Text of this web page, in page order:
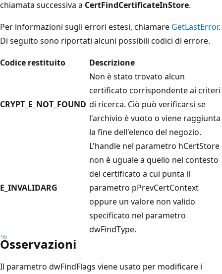
chiamata successiva a CertFindCertificateInStore.
Per informazioni sugli errori estesi, chiamare GetLastError.
Di seguito sono riportati alcuni possibili codici di errore.
Codice restituito
Descrizione
CRYPT_E_NOT_FOUND
Non è stato trovato alcun
certificato corrispondente ai criteri
di ricerca. Ciò può verificarsi se
l'archivio è vuoto o viene raggiunta
la fine dell'elenco del negozio.
E_INVALIDARG
L'handle nel parametro hCertStore
non è uguale a quello nel contesto
del certificato a cui punta il
parametro pPrevCertContext
oppure un valore non valido
specificato nel parametro
dwFindType.
Osservazioni
Il parametro dwFindFlags viene usato per modificare i